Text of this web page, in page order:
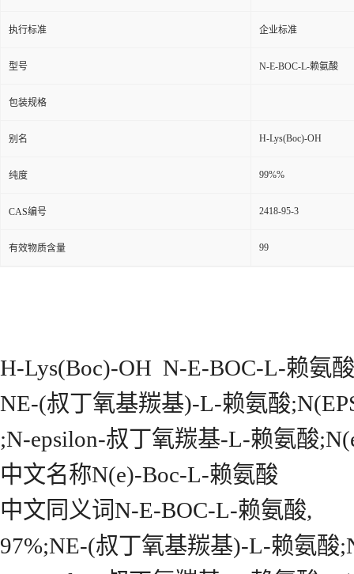
执行标准 企业标准
型号 N-Ε-BOC-L-赖氨酸
包装规格
别名 H-Lys(Boc)-OH
纯度 99%%
CAS编号 2418-95-3
有效物质含量 99
H-Lys(Boc)-OH N-Ε-BOC-L-赖氨
NΕ-(叔丁氧基羰基)-L-赖氨酸
;N-epsilon-叔丁氧羰基-L-赖氨酸
中文名称N(e)-Boc-L-赖氨酸
中文同义词N-Ε-BOC-L-赖氨酸,
97%;NΕ-(叔丁氧基羰基)-L-赖氨酸